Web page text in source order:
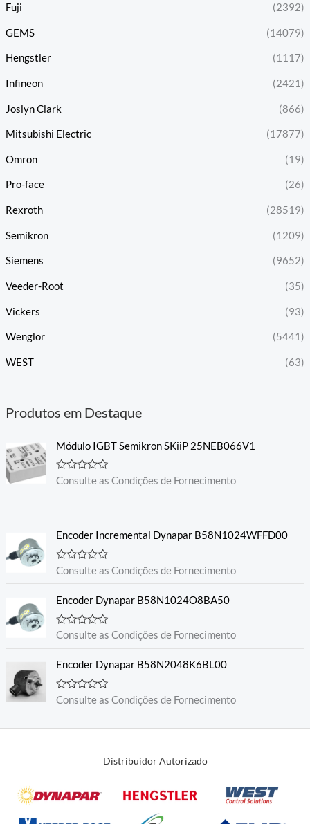
Fuji (2392)
GEMS (14079)
Hengstler (1117)
Infineon (2421)
Joslyn Clark (866)
Mitsubishi Electric (17877)
Omron (19)
Pro-face (26)
Rexroth (28519)
Semikron (1209)
Siemens (9652)
Veeder-Root (35)
Vickers (93)
Wenglor (5441)
WEST (63)
Produtos em Destaque
Módulo IGBT Semikron SKiiP 25NEB066V1
A
ç
o
0
d
5
Consulte as Condições de Fornecimento
Encoder Incremental Dynapar B58N1024WFFD00
A
l
a
ç
ã
d
5
Consulte as Condições de Fornecimento
Encoder Dynapar B58N1024O8BA50
A
l
a
ç
ã
d
Consulte as Condições de Fornecimento
Encoder Dynapar B58N2048K6BL00
A
l
d
Consulte as Condições de Fornecimento
Distribuidor Autorizado